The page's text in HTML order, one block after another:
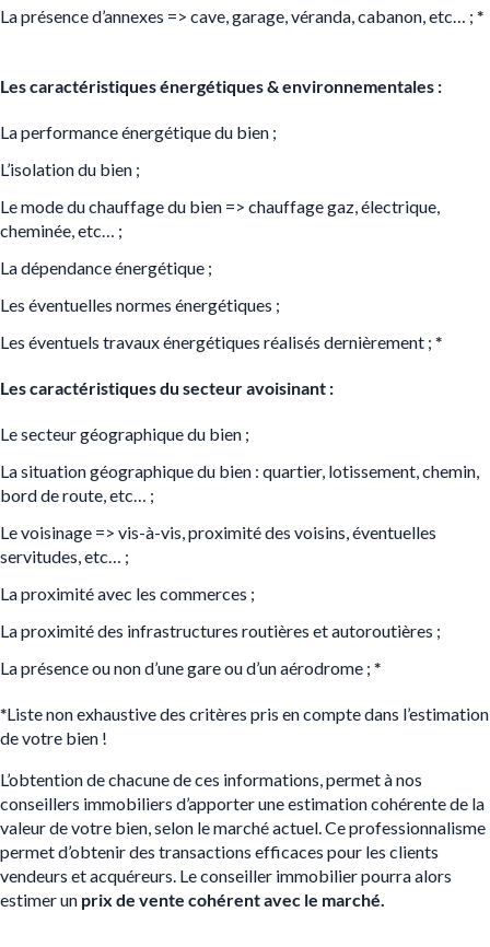
La présence d’annexes => cave, garage, véranda, cabanon, etc… ; *
Les caractéristiques énergétiques & environnementales :
La performance énergétique du bien ;
L’isolation du bien ;
Le mode du chauffage du bien => chauffage gaz, électrique,
cheminée, etc… ;
La dépendance énergétique ;
Les éventuelles normes énergétiques ;
Les éventuels travaux énergétiques réalisés dernièrement ; *
Les caractéristiques du secteur avoisinant :
Le secteur géographique du bien ;
La situation géographique du bien : quartier, lotissement, chemin,
bord de route, etc… ;
Le voisinage => vis-à-vis, proximité des voisins, éventuelles
servitudes, etc… ;
La proximité avec les commerces ;
La proximité des infrastructures routières et autoroutières ;
La présence ou non d’une gare ou d’un aérodrome ; *
*Liste non exhaustive des critères pris en compte dans l’estimation
de votre bien !
L’obtention de chacune de ces informations, permet à nos
conseillers immobiliers d’apporter une estimation cohérente de la
valeur de votre bien, selon le marché actuel. Ce professionnalisme
permet d’obtenir des transactions efficaces pour les clients
vendeurs et acquéreurs. Le conseiller immobilier pourra alors
estimer un prix de vente cohérent avec le marché.